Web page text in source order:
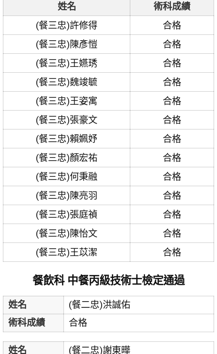
姓名
術科成績
(餐三忠)許修得
合格
(餐三忠)陳彥愷
合格
(餐三忠)王嬿琇
合格
(餐三忠)魏竣毓
合格
(餐三忠)王姿寓
合格
(餐三忠)張豪文
合格
(餐三忠)賴姵妤
合格
(餐三忠)顏宏祐
合格
(餐三忠)何秉融
合格
(餐三忠)陳亮羽
合格
(餐三忠)張庭禎
合格
(餐三忠)陳怡文
合格
(餐三忠)王苡潔
合格
餐飲科 中餐丙級技術士檢定通過
姓名
(餐二忠)洪誠佑
術科成績
合格
姓名 (餐二忠)謝東曄